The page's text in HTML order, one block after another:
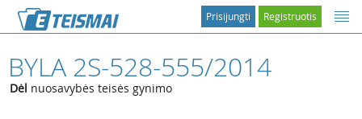
Registruotis
Prisijungti
BYLA 2S-528-555/2014
Dėl nuosavybės teisės gynimo